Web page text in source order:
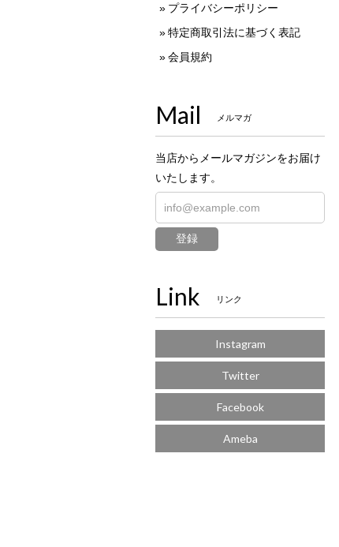
プライバシーポリシー
特定商取引法に基づく表記
会員規約
Mail メルマガ
当店からメールマガジンをお届け
いたします。
登録
Link リンク
Instagram
Twitter
Facebook
Ameba